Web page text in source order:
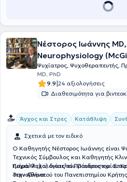
Νέστορος Ιωάννης MD,
Neurophysiology
Ψυχίατρος, Ψυχοθεραπευτής,
MD, PhD
9.9|24 αξιολογήσεις
Διαθεσιμότητα για
Άγχος και Στρες Κατάθλιψη
Σχετικά με τον ειδικό
Ο Καθηγητής Νέστορος Ιωάννης είναι
Τεχνικός Σύμβουλος και Καθηγητής
τμήμα Ψυχολογίας του Πανεπιστημίου
στην Αθήνα.
Παράλληλα, διατελεί Πρόεδρος και
Τεχνοβλαστού του Πανεπιστημίου